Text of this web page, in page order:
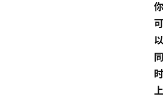
你
可
以
同
时
上